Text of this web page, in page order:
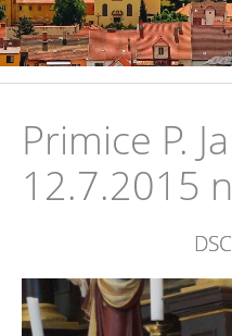
Primice P.
12.7.2015